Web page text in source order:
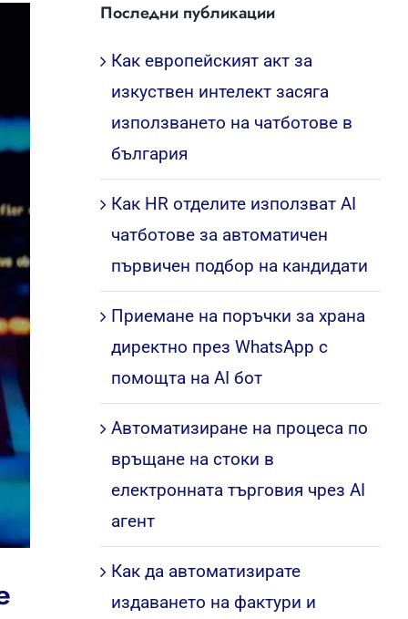
Последни публикации
Как европейският акт за
изкуствен интелект засяга
използването на чатботове в
българия
Как HR отделите използват AI
чатботове за автоматичен
първичен подбор на кандидати
Приемане на поръчки за храна
директно през WhatsApp с
помощта на AI бот
Автоматизиране на процеса по
връщане на стоки в
електронната търговия чрез AI
агент
Как да автоматизирате
издаването на фактури и